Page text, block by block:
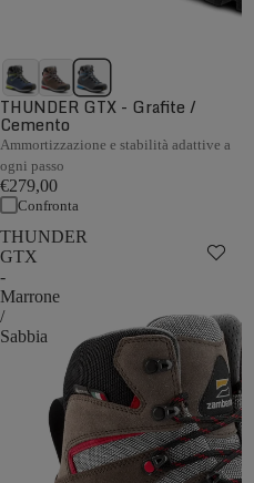
THUNDER GTX - Grafite /
Cemento
Ammortizzazione e stabilità adattive a
ogni passo
€279,00
Confronta
THUNDER
GTX
-
Marrone
/
Sabbia